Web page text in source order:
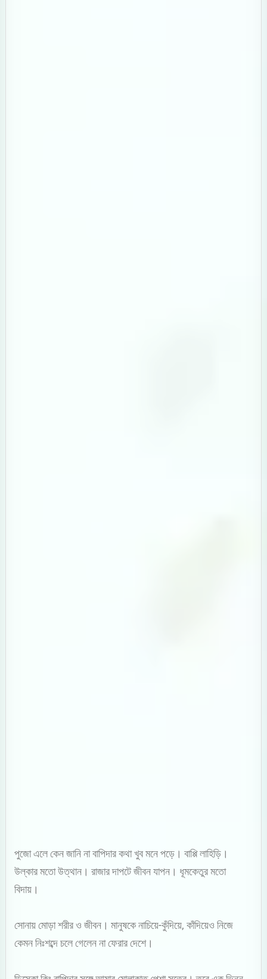
পুজো এলে কেন জানি না বাপিদার কথা খুব মনে পড়ে। বাপ্পি লাহিড়ি।
উল্কার মতো উত্থান। রাজার দাপটে জীবন যাপন। ধূমকেতুর মতো
বিদায়।
সোনায় মোড়া শরীর ও জীবন। মানুষকে নাচিয়ে-কুঁদিয়ে, কাঁদিয়েও নিজে
কেমন নিঃশব্দে চলে গেলেন না ফেরার দেশে।